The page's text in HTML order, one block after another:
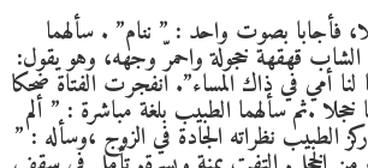
فأجابا بصوت واحد : ” ننام” . سألهما
قهقهة خجولة واحمرّ وجهه، وهو يقول:
أمي في ذاك المساء”. انفجرت الفتاة ضحكا
.ثم سألهما الطبيب بلغة مباشرة : ” ألم
الطبيب نظراته الجادة في الزوج ،وسأله : ”